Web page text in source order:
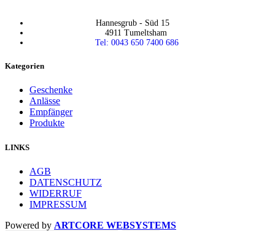
Hannesgrub - Süd 15
4911 Tumeltsham
Tel: 0043 650 7400 686
Kategorien
Geschenke
Anlässe
Empfänger
Produkte
LINKS
AGB
DATENSCHUTZ
WIDERRUF
IMPRESSUM
Powered by ARTCORE WEBSYSTEMS